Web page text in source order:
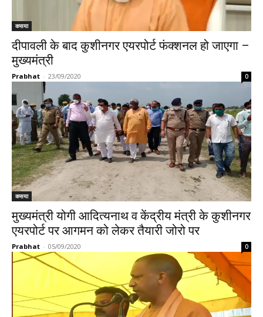
कसया
दीपावली के बाद कुशीनगर एयरपोर्ट फंक्शनल हो जाएगा –
मुख्यमंत्री
Prabhat - 23/09/2020 0
कसया
मुख्यमंत्री योगी आदित्यनाथ व केंद्रीय मंत्री के कुशीनगर
एयरपोर्ट पर आगमन को लेकर तैयारी जोरो पर
Prabhat - 05/09/2020 0